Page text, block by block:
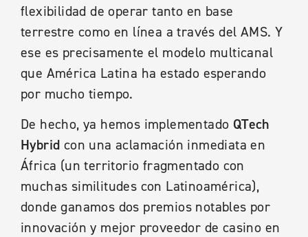
flexibilidad de operar tanto en base
terrestre como en línea a través del AMS. Y
ese es precisamente el modelo multicanal
que América Latina ha estado esperando
por mucho tiempo.
De hecho, ya hemos implementado QTech
Hybrid con una aclamación inmediata en
África (un territorio fragmentado con
muchas similitudes con Latinoamérica),
donde ganamos dos premios notables por
innovación y mejor proveedor de casino en